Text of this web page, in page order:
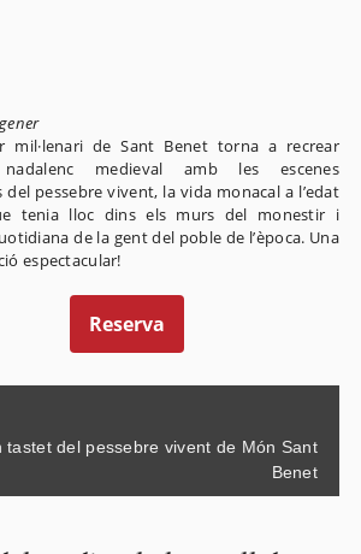
mil·lenari de Sant Benet torna a recrear
nadalenc medieval amb les escenes
pessebre vivent, la vida monacal a l’edat
tenia lloc dins els murs del monestir i
de la gent del poble de l’època. Una
espectacular!
Reserva
tastet del pessebre vivent de Món Sant
Benet